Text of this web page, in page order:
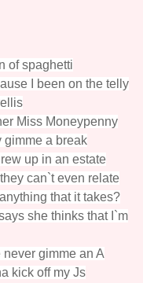
of spaghetti
I been on the telly
Miss Moneypenny
gimme a break
up in an estate
can`t even relate
that it takes?
she thinks that I`m
never gimme an A
kick off my Js